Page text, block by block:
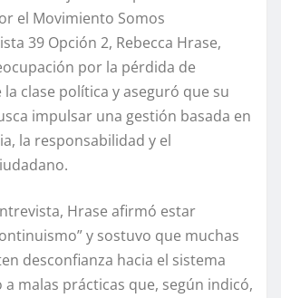
el Movimiento Somos
39 Opción 2, Rebecca Hrase,
por la pérdida de
clase política y aseguró que su
impulsar una gestión basada en
la responsabilidad y el
Hrase afirmó estar
y sostuvo que muchas
desconfianza hacia el sistema
malas prácticas que, según indicó,